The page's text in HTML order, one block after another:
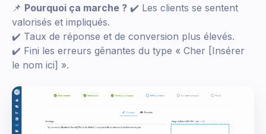
📌 Pourquoi ça marche ? ✔️ Les clients se sentent
valorisés et impliqués.
✔️ Taux de réponse et de conversion plus élevés.
✔️ Fini les erreurs gênantes du type « Cher [Insérer
le nom ici] ».